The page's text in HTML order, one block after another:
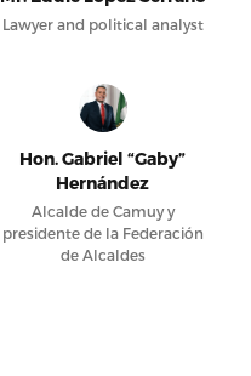
Lawyer and political analyst
Hon. Gabriel “Gaby”
Hernández
Alcalde de Camuy y
presidente de la Federación
de Alcaldes